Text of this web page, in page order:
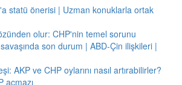
statü önerisi | Uzman konuklarla ortak
olur: CHP'nin temel sorunu
son durum | ABD-Çin ilişkileri |
AKP ve CHP oylarını nasıl artırabilirler?
açmazı